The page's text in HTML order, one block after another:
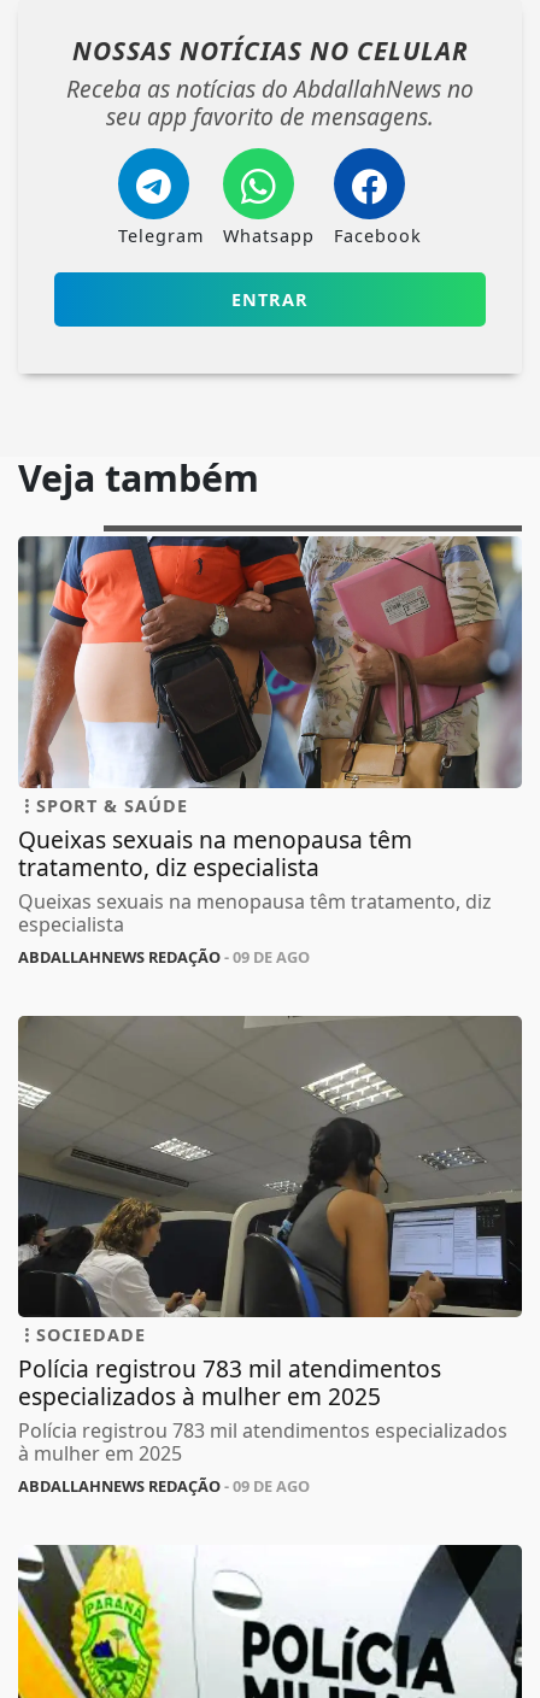
NOSSAS NOTÍCIAS NO CELULAR
Receba as notícias do AbdallahNews no
seu app favorito de mensagens.
Telegram Whatsapp Facebook
ENTRAR
Veja também
SPORT & SAÚDE
Queixas sexuais na menopausa têm
tratamento, diz especialista
Queixas sexuais na menopausa têm tratamento, diz
especialista
ABDALLAHNEWS REDAÇÃO- 09 DE AGO
SOCIEDADE
Polícia registrou 783 mil atendimentos
especializados à mulher em 2025
Polícia registrou 783 mil atendimentos especializados
à mulher em 2025
ABDALLAHNEWS REDAÇÃO- 09 DE AGO